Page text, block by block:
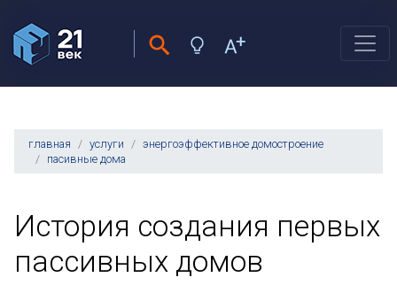
главная услуги
энергоэффективное домостроение
пасивные дома
История создания первых
пассивных домов